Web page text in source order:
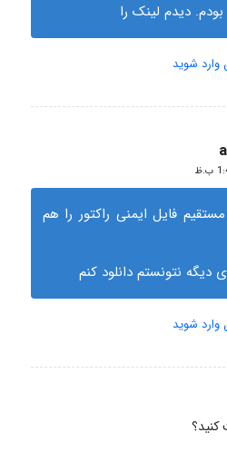
دیدم لینک را
وارد شوید
فایل ایمنی راکتور را هم
نتونستم دانلود کنم
وارد شوید
کنید؟